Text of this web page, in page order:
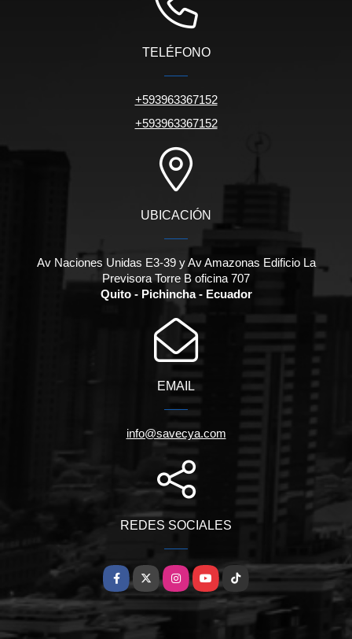
TELÉFONO
+593963367152
+593963367152
UBICACIÓN
Av Naciones Unidas E3-39 y Av Amazonas Edificio La
Previsora Torre B oficina 707
Quito - Pichincha - Ecuador
EMAIL
info@savecya.com
REDES SOCIALES
Facebook
X InstagramYouTubeTikTok